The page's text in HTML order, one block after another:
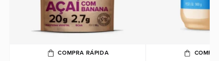
COMPRA RÁPIDA